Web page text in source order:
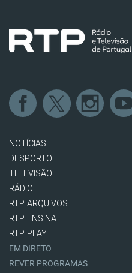
NOTÍCIAS
DESPORTO
TELEVISÃO
RÁDIO
RTP ARQUIVOS
RTP ENSINA
RTP PLAY
EM DIRETO
REVER PROGRAMAS